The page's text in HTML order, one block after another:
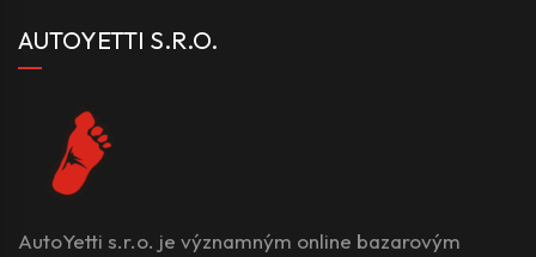
AUTOYETTI S.R.O.
AutoYetti s.r.o. je významným online bazarovým